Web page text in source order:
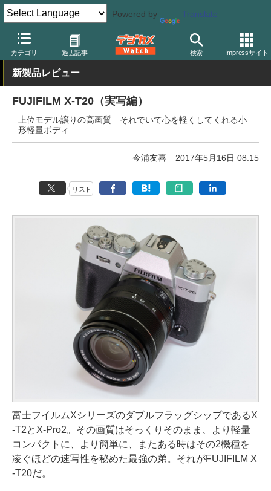
Powered by Translate
カテゴリ 過去記事 検索 Impressサイト
デジカメ Watch カメラ ミラーレスカメラ 富士フイルム
新製品レビュー
FUJIFILM X-T20（実写編）
上位モデル譲りの高画質 それでいて心を軽くしてくれる小
形軽量ボディ
今浦友喜 2017年5月16日 08:15
リスト
富士フイルムXシリーズのダブルフラッグシップであるX
-T2とX-Pro2。その画質はそっくりそのまま、より軽量
コンパクトに、より簡単に、またある時はその2機種を
凌ぐほどの速写性を秘めた最強の弟。それがFUJIFILM X
-T20だ。